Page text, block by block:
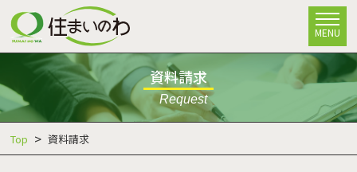
MENU
資料請求
Request
Top 資料請求